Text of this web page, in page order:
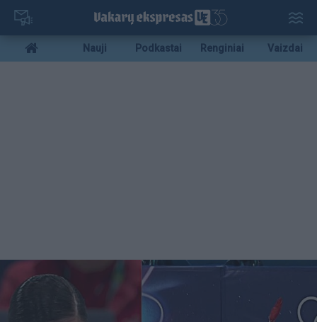
Pereiti
pagrindinį
turinį
Mobile
menu
Nauji Podkastai Renginiai Vaizdai